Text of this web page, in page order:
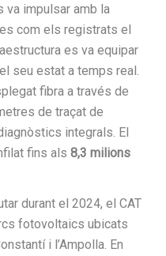
va impulsar amb la
com els registrats el
es va equipar
seu estat a temps real.
fibra a través de
de traçat de
integrals. El
fins als 8,3 milions
durant el 2024, el CAT
fotovoltaics ubicats
i l’Ampolla. En